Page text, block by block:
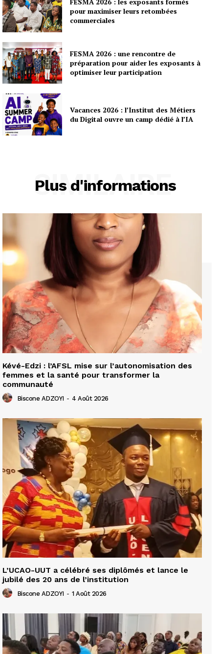
pour maximiser leurs retombées
commerciales
FESMA 2026 : une rencontre de
préparation pour aider les exposants à
optimiser leur participation
Vacances 2026 : l’Institut des Métiers
du Digital ouvre un camp dédié à l’IA
Plus d'informations
SIMILAIRE
Kévé-Edzi : l’AFSL mise sur l’autonomisation des
femmes et la santé pour transformer la
communauté
Biscone ADZOYI - 4 Août 2026
L’UCAO-UUT a célébré ses diplômés et lance le
jubilé des 20 ans de l’institution
Biscone ADZOYI - 1 Août 2026